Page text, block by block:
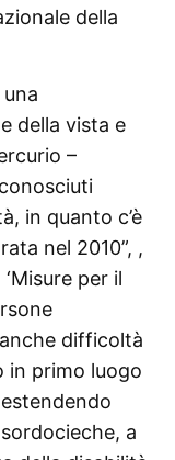
della
della vista e
–
in quanto c’è
nel 2010”, ,
per il
difficoltà
in primo luogo
a